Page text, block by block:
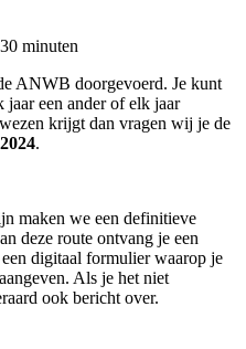
minuten
ANWB doorgevoerd. Je kunt
jaar een ander of elk jaar
krijgt dan vragen wij je de
.
maken we een definitieve
deze route ontvang je een
digitaal formulier waarop je
Als je het niet
ook bericht over.